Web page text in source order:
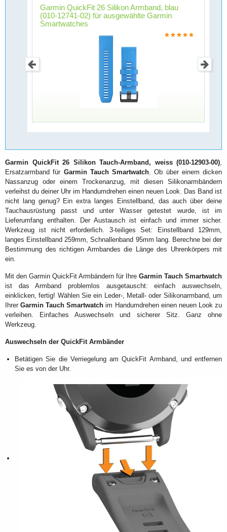
Garmin QuickFit 26 Silikon Armband, blau
(010-12741-02) für ausgewählte Garmin
Smartwatches
Garmin QuickFit 26 Silikon Tauch-Armband, weiss (010-12903-00)
Ersatzarmband für Garmin Tauch Smartwatch . Ob über einem dicken
Nassanzug oder einem Trockenanzug, mit diesen Silikonarmbändern
verleihst du deiner Uhr im Handumdrehen einen neuen Look. Das Band ist
nicht lang genug? Ein extra langes Einstellband, das auch über deine
Tauchausrüstung passt und unter Wasser getestet wurde, ist im
Lieferumfang enthalten. Der Austausch ist einfach und immer sicher.
Werkzeug ist nicht erforderlich. 3-teiliges Set: Einstellband 129mm,
langes Einstellband 259mm, Schnallenband 95mm lang. Berechne bei der
Bestimmung des richtigen Armbandes die Länge des Uhrenkörpers mit
ein.
Mit den Garmin QuickFit Armbändern für Ihre Garmin Tauch Smartwatch
ist das Armband problemlos ausgetauscht: einfach auswechseln,
einklicken, fertig! Wählen Sie ein Leder-, Metall- oder Silikonarmband, um
IhrerGarmin Tauch Smartwatch im Handumdrehen einen neuen Look zu
verleihen. Einfaches Auswechseln und sicherer Sitz. Ganz ohne
Werkzeug.
Auswechseln der QuickFit Armbänder
Betätigen Sie die Verriegelung am QuickFit Armband, und entfernen
Sie es von der Uhr.